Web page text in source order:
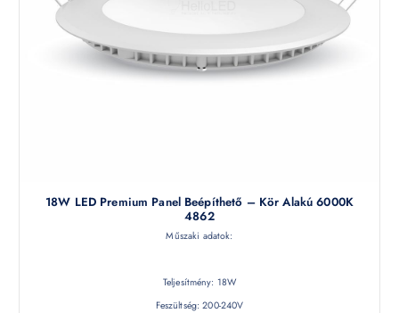
18W LED Premium Panel Beépíthető – Kör Alakú 6000K
4862
Műszaki adatok:
Teljesítmény: 18W
Feszültség: 200-240V